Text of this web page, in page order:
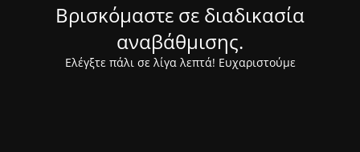
Βρισκόμαστε σε διαδικασία
αναβάθμισης.
Ελέγξτε πάλι σε λίγα λεπτά! Ευχαριστούμε